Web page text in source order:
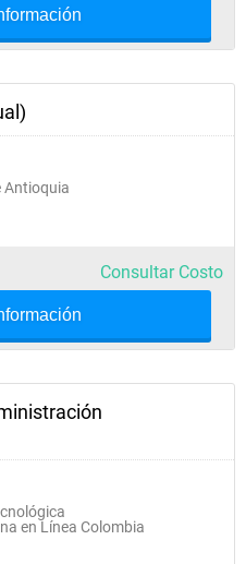
Contemporáneo
Antioquia
Consultar Costo
en Línea Colombia